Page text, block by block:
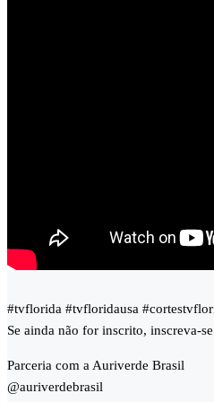
#tvflorida #tvfloridausa
Se ainda não for inscrito, inscreva-
Parceria com a Auriverde Brasil
@auriverdebrasil